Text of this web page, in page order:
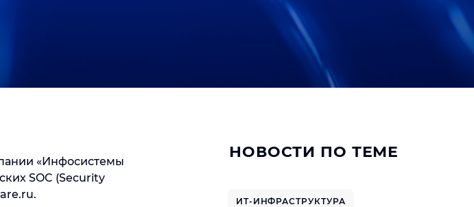
«Инфосистемы
SOC (Security
НОВОСТИ ПО ТЕМЕ
ИТ-ИНФРАСТРУКТУРА